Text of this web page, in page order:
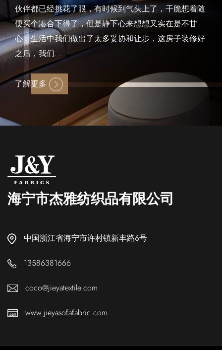
伙伴都已经挑花了眼，有时候到气头上了，干脆想着随
便买个凑合下得了，但是静下心来想想又实在是不甘
心，生活中我们做出了太多妥协和让步，这房子装修好
之后，我们...
了解更多
海宁市杰雅纺织品有限公司
中国浙江省海宁市许村镇新丰路6号
13586381666
coco@jieyatextile.com
www.jieyasofafabric.com